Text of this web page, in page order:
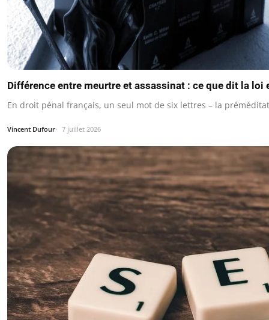
Différence entre meurtre et assassinat : ce que dit la loi
En droit pénal français, un seul mot de six lettres – la
Vincent Dufour 7 juillet 2026